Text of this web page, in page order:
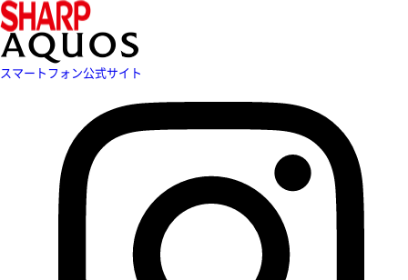
スマートフォン公式サイト